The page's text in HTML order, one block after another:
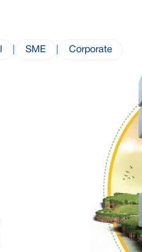
SME Corporate